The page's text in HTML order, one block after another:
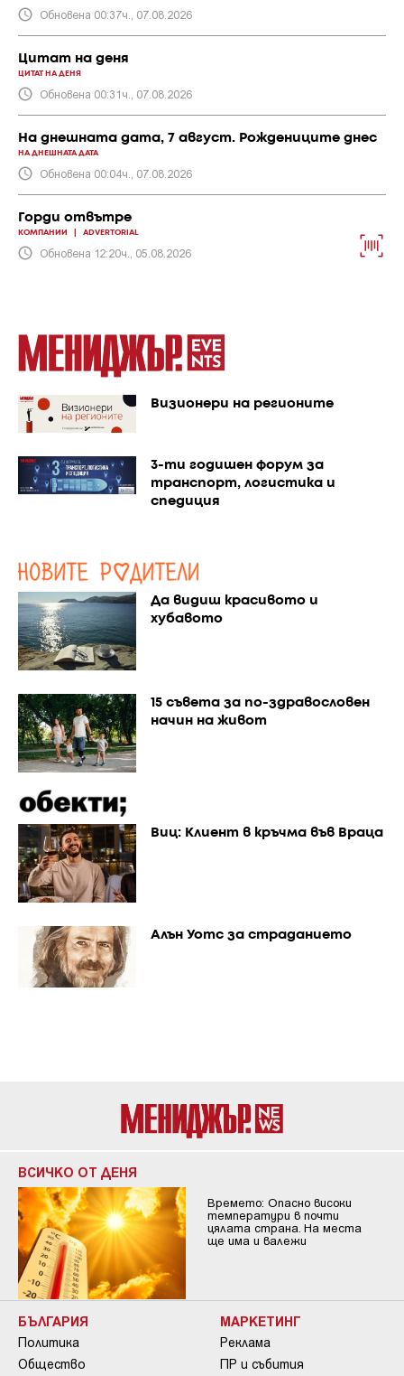
Обновена 00:37ч., 07.08.2026
Цитат на деня
ЦИТАТ НА ДЕНЯ
Обновена 00:31ч., 07.08.2026
На днешната дата, 7 август. Рождениците днес
НА ДНЕШНАТА ДАТА
Обновена 00:04ч., 07.08.2026
Горди отвътре
КОМПАНИИ ADVERTORIAL
Обновена 12:20ч., 05.08.2026
Визионери на регионите
3-ти годишен форум за
транспорт, логистика и
спедиция
Да видиш красивото и
хубавото
15 съвета за по-здравословен
начин на живот
Виц: Клиент в кръчма във Враца
Алън Уотс за страданието
ВСИЧКО ОТ ДЕНЯ
Времето: Опасно високи
температури в почти
цялата страна. На места
ще има и валежи
БЪЛГАРИЯ
Политика
Общество
МАРКЕТИНГ
Реклама
ПР и събития